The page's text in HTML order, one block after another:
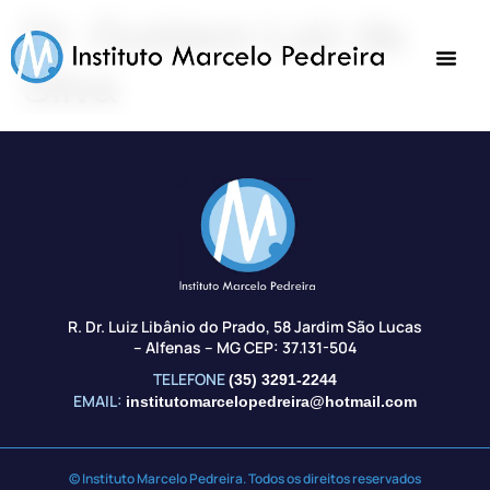
Dr. Gustavo Luiz da
Silva
R. Dr. Luiz Libânio do Prado, 58 Jardim São Lucas
– Alfenas – MG CEP: 37.131-504
TELEFONE(35) 3291-2244
EMAIL: institutomarcelopedreira@hotmail.com
© Instituto Marcelo Pedreira. Todos os direitos reservados